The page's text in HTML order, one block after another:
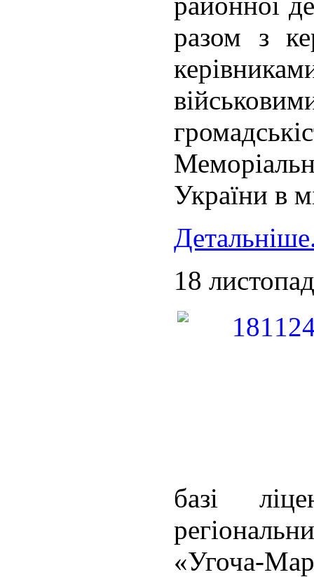
разом з
України в
18
базі
«Угоча-